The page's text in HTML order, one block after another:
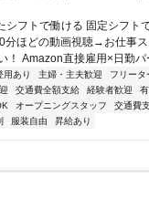
シフトで働ける 固定シフト
ほどの動画視聴→お仕事ス
！ Amazon直接雇用×日勤パ
用あり 主婦・主夫歓迎 フリータ
交通費全額支給 経験者歓迎
オープニングスタッフ 交通費
服装自由 昇給あり